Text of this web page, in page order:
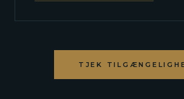
TJEK